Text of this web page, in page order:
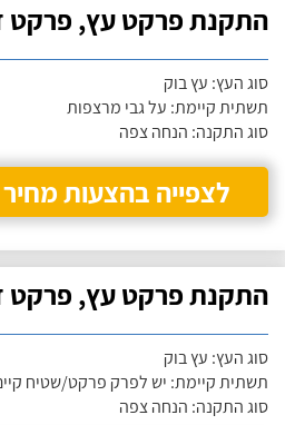
התקנת פרקט עץ, פרקט
סוג העץ: עץ בוק
תשתית קיימת: על גבי מרצפות
סוג התקנה: הנחה צפה
לצפייה בהצעות מחיר
התקנת פרקט עץ, פרקט
סוג העץ: עץ בוק
תשתית קיימת: יש לפרק פרקט/שטיח
סוג התקנה: הנחה צפה